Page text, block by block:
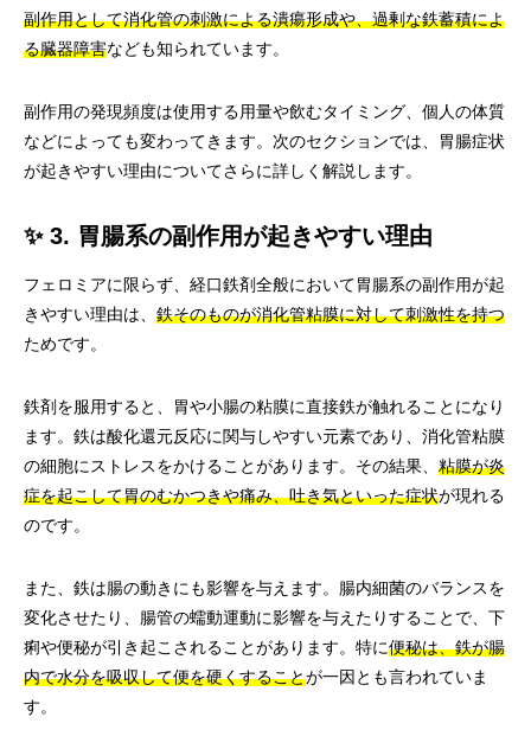
副作用として消化管の刺激による潰瘍形成や、過剰な鉄蓄積によ
る臓器障害なども知られています。
副作用の発現頻度は使用する用量や飲むタイミング、個人の体質
などによっても変わってきます。次のセクションでは、胃腸症状
が起きやすい理由についてさらに詳しく解説します。
✨ 3. 胃腸系の副作用が起きやすい理由
フェロミアに限らず、経口鉄剤全般において胃腸系の副作用が起
きやすい理由は、 鉄そのものが消化管粘膜に対して刺激性を持つ
ためです。
鉄剤を服用すると、胃や小腸の粘膜に直接鉄が触れることになり
ます。鉄は酸化還元反応に関与しやすい元素であり、消化管粘膜
の細胞にストレスをかけることがあります。その結果、 粘膜が炎
症を起こして胃のむかつきや痛み、吐き気といった症状が現れる
のです。
また、鉄は腸の動きにも影響を与えます。腸内細菌のバランスを
変化させたり、腸管の蠕動運動に影響を与えたりすることで、下
痢や便秘が引き起こされることがあります。特に便秘は、鉄が腸
内で水分を吸収して便を硬くすることが一因とも言われていま
す。